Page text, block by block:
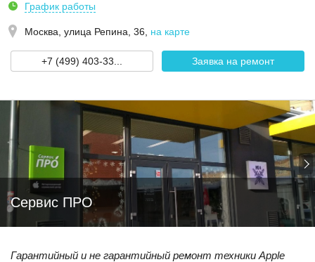
График работы
Москва, улица Репина, 36 на карте
+7 (499) 403-33... Заявка на ремонт
Сервис ПРО
Гарантийный и не гарантийный ремонт техники Apple